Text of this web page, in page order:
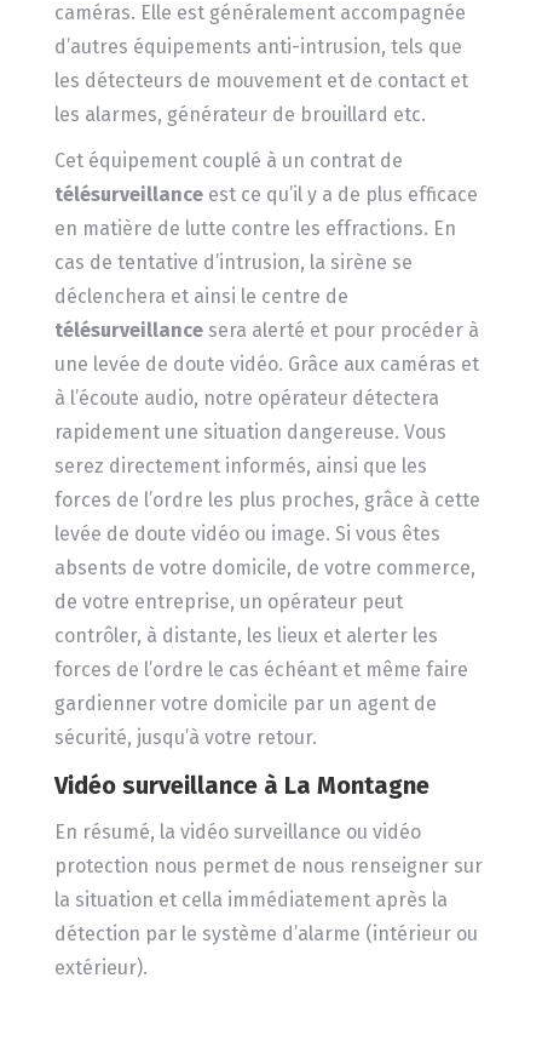
caméras. Elle est généralement accompagnée
d’autres équipements anti-intrusion, tels que
les détecteurs de mouvement et de contact et
les alarmes, générateur de brouillard etc.
Cet équipement couplé à un contrat de
télésurveillanceest ce qu’il y a de plus efficace
en matière de lutte contre les effractions. En
cas de tentative d’intrusion, la sirène se
déclenchera et ainsi le centre de
télésurveillancesera alerté et pour procéder à
une levée de doute vidéo. Grâce aux caméras et
à l’écoute audio, notre opérateur détectera
rapidement une situation dangereuse. Vous
serez directement informés, ainsi que les
forces de l’ordre les plus proches, grâce à cette
levée de doute vidéo ou image. Si vous êtes
absents de votre domicile, de votre commerce,
de votre entreprise, un opérateur peut
contrôler, à distante, les lieux et alerter les
forces de l’ordre le cas échéant et même faire
gardienner votre domicile par un agent de
sécurité, jusqu’à votre retour.
Vidéo surveillance à La Montagne
En résumé, la vidéo surveillance ou vidéo
protection nous permet de nous renseigner sur
la situation et cella immédiatement après la
détection par le système d’alarme (intérieur ou
extérieur).